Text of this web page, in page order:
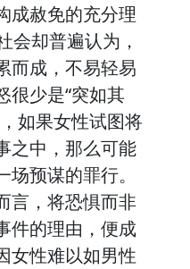
成赦免的充分理
会却普遍认为，
而成，不易轻易
很少是“突如其
如果女性试图将
之中，那么可能
预谋的罪行。
言，将恐惧而非
件的理由，便成
女性难以如男性